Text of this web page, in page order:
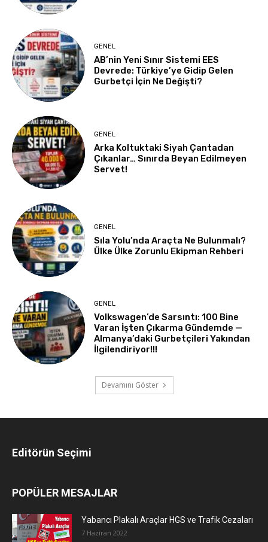
GENEL
AB’nin Yeni Sınır Sistemi EES
Devrede: Türkiye’ye Gidip Gelen
Gurbetçi İçin Ne Değişti?
GENEL
Arka Koltuktaki Siyah Çantadan
Çıkanlar… Sınırda Beyan Edilmeyen
Servet!
GENEL
Sıla Yolu’nda Araçta Ne Bulunmalı?
Ülke Ülke Zorunlu Ekipman Rehberi
GENEL
Volkswagen’de Sarsıntı: 100 Bine
Varan İşten Çıkarma Gündemde —
Almanya’daki Gurbetçileri Yakından
İlgilendiriyor!!!
Devamını Göster
Editörün Seçimi
POPÜLER MESAJLAR
Yabancı Plakalı Araçlar HGS ve Trafik Cezaları
7 Haziran 2022